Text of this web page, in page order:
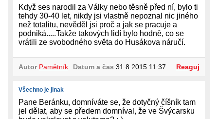
Když ses narodil za Války nebo těsně před ní, bylo ti
tehdy 30-40 let, nikdy jsi vlastně nepoznal nic jiného
než totalitu, nevěděl jsi proč a jak se pracuje a
podniká.....Takže takových lidí bylo hodně, co se
vrátili ze svobodného světa do Husákova náručí.
Autor Pamětník Datum a čas 31.8.2015 11:37 Reaguj
Všechno je jinak
Pane Beránku, domníváte se, že dotyčný číšník tam
jel dělat, aby se předem domníval, že ve Švýcarsku